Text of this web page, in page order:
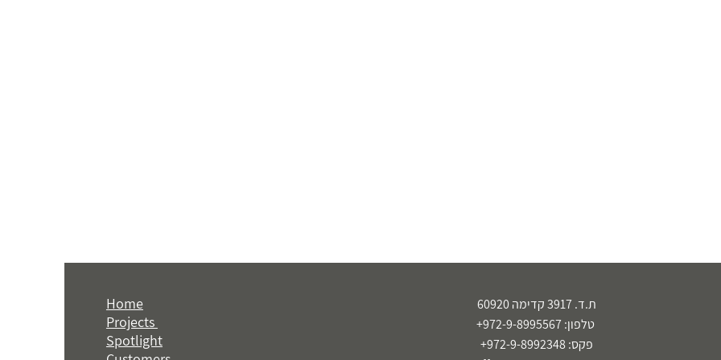
Home
Projects
Spotlight
ת.ד. 3917 קדימה 60920
טלפון: 972-9-8995567+
פקס: 972-9-8992348+